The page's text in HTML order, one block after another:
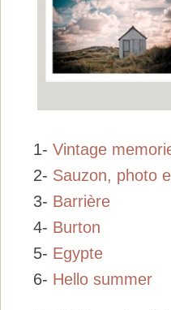
1- Vintage
2- Sauzon, photo
3- Barrière
4- Burton
5- Egypte
6- Hello summer